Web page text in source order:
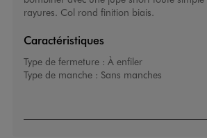
rayures. Col rond finition biais.
Caractéristiques
Type de fermeture : À enfiler
Type de manche : Sans manches